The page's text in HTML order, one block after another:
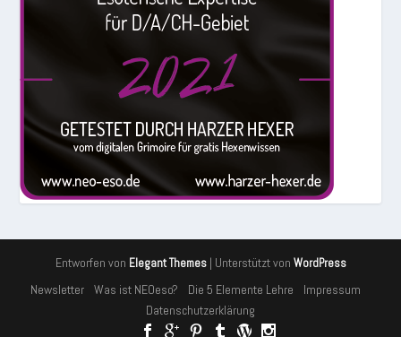
Entworfen von Elegant Themes| Unterstützt von WordPress
Newsletter Was ist NEOeso? Die 5 Elemente Lehre
Impressum
Datenschutzerklärung